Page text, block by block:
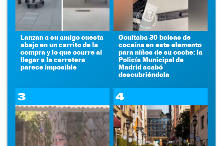
Lanzan a su amigo cuesta
abajo en un carrito de la
compra y lo que ocurre al
llegar a la carretera
parece imposible
Ocultaba 30 bolsas de
cocaína en este elemento
para niños de su coche: la
Policía Municipal de
Madrid acabó
descubriéndola
3 4